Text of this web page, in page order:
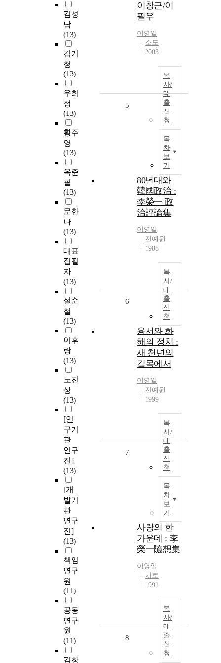
김성
남
(13)
김기
청
(13)
우희
정
(13)
황주
영
(13)
옥준
필
(13)
문한
나
(13)
대표
집필
자
(13)
설순
철
(13)
이후
랑
(13)
노진
상
(13)
[연
구기
관
연구
진]
(13)
[개
발기
관
연구
진]
(13)
책임
연구
원
(11)
공동
연구
원
(11)
김창
이창근/이
필우
이영일
소도
2003
복
사/
대
출
신
청
목
차
보
기
5
80년대와
韓國政治 :
李榮一 政
治評論集
이영일
전예원
1988
복
사/
대
출
신
청
6
용서와 화
해의 정치 :
새 천년의
길목에서
이영일
전예원
1999
복
사/
대
출
신
청
목
차
보
기
7
사랑의 한
가운데 : 李
榮一隨想集
이영일
시로
1991
복
사/
대
출
신
청
8